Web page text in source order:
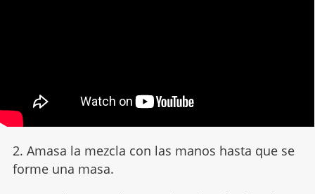
2. Amasa la mezcla con las manos hasta que se
forme una masa.